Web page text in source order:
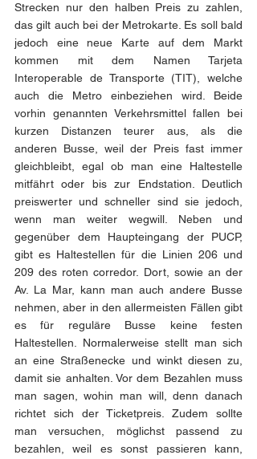
Strecken nur den halben Preis zu zahlen,
das gilt auch bei der Metrokarte. Es soll bald
jedoch eine neue Karte auf dem Markt
kommen mit dem Namen Tarjeta
Interoperable de Transporte (TIT), welche
auch die Metro einbeziehen wird. Beide
vorhin genannten Verkehrsmittel fallen bei
kurzen Distanzen teurer aus, als die
anderen Busse, weil der Preis fast immer
gleichbleibt, egal ob man eine Haltestelle
mitfährt oder bis zur Endstation. Deutlich
preiswerter und schneller sind sie jedoch,
wenn man weiter wegwill. Neben und
gegenüber dem Haupteingang der PUCP,
gibt es Haltestellen für die Linien 206 und
209 des roten corredor. Dort, sowie an der
Av. La Mar, kann man auch andere Busse
nehmen, aber in den allermeisten Fällen gibt
es für reguläre Busse keine festen
Haltestellen. Normalerweise stellt man sich
an eine Straßenecke und winkt diesen zu,
damit sie anhalten. Vor dem Bezahlen muss
man sagen, wohin man will, denn danach
richtet sich der Ticketpreis. Zudem sollte
man versuchen, möglichst passend zu
bezahlen, weil es sonst passieren kann,